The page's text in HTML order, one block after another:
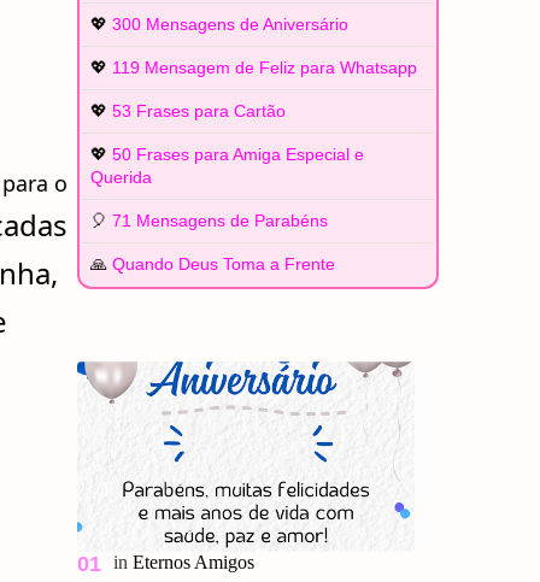
o
💖 300 Mensagens de Aniversário
💖 119 Mensagem de Feliz para Whatsapp
💖 53 Frases para Cartão
💖 50 Frases para Amiga Especial e
Querida
🎈 71 Mensagens de Parabéns
🙏 Quando Deus Toma a Frente